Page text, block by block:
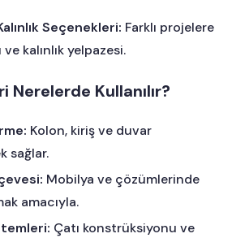
Seçenekleri: Farklı projelere
kalınlık yelpazesi.
Nerelerde Kullanılır?
Kolon, kiriş ve duvar
sağlar.
Mobilya ve çözümlerinde
amacıyla.
Çatı konstrüksiyonu ve